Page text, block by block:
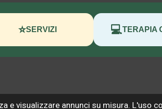
e visualizzare annunci su misura. L'uso
⭐SERVIZI 💻TERAPIA